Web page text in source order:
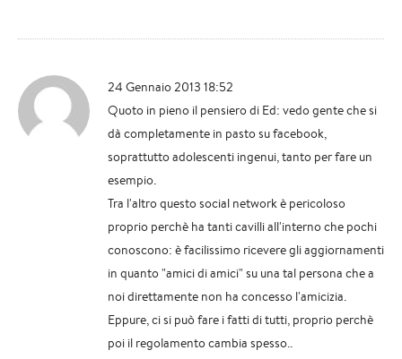
24 Gennaio 2013 18:52
Quoto in pieno il pensiero di Ed: vedo gente che si
dà completamente in pasto su facebook,
soprattutto adolescenti ingenui, tanto per fare un
esempio.
Tra l'altro questo social network è pericoloso
proprio perchè ha tanti cavilli all'interno che pochi
conoscono: è facilissimo ricevere gli aggiornamenti
in quanto "amici di amici" su una tal persona che a
noi direttamente non ha concesso l'amicizia.
Eppure, ci si può fare i fatti di tutti, proprio perchè
poi il regolamento cambia spesso..